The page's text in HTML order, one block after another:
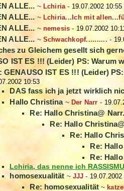
ALLE... ~ Lchiria- 19.07.2002 10:55
ALLE... ~ Lchiria...Ich mit
ALLE... ~ nemesis - 19.07.2002
ALLE... ~ Schwachkopf.......... -
zu Gleichem gesellt sich
IST ES !!! (Leider) PS: Warum
GENAUSO IST ES !!! (Leider)
10:53
DAS fass ich ja jetzt wirklich
Hallo Christina~ Der Narr -
Re: Hallo Christina@
Re: Hallo
Re: Hallo
Re:
Re:
Lchiria, das nenne ich
homosexualität ~ JJJ - 19.07.2002
Re: homosexualität~